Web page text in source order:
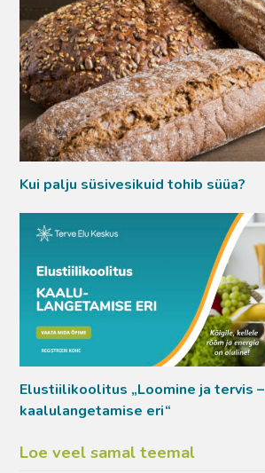
Kui palju süsivesikuid tohib süüa?
Elustiilikoolitus „Loomine ja tervis –
kaalulangetamise eri“
Loe veel samal teemal